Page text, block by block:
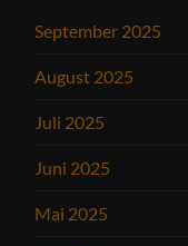
September 2025
August 2025
Juli 2025
Juni 2025
Mai 2025